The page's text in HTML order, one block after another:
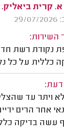
א. קרית ביאליק.
השירות:
נקודת רשת
כללית על כל
דעת:
לא ויתר עד
אחר הרים
עשה בדיקה